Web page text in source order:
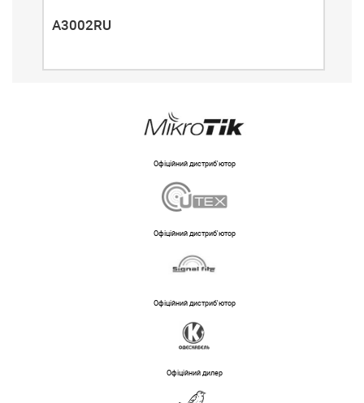
A3002RU
Офіційний дистриб'ютор
Офіційний дистриб'ютор
Офіційний дистриб'ютор
Офіційний дилер